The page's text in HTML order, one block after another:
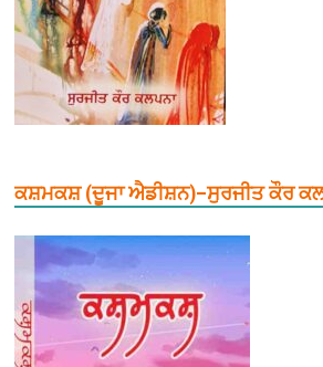
ਕਸ਼ਮਕਸ਼ (ਦੂਜਾ ਐਡੀਸ਼ਨ)–ਸੁਰਜੀਤ ਕੌਰ